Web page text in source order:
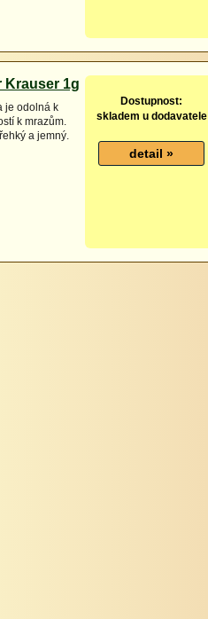
Krauser 1g
je odolná k
k mrazům.
a jemný.
Dostupnost:
skladem u dodavatele